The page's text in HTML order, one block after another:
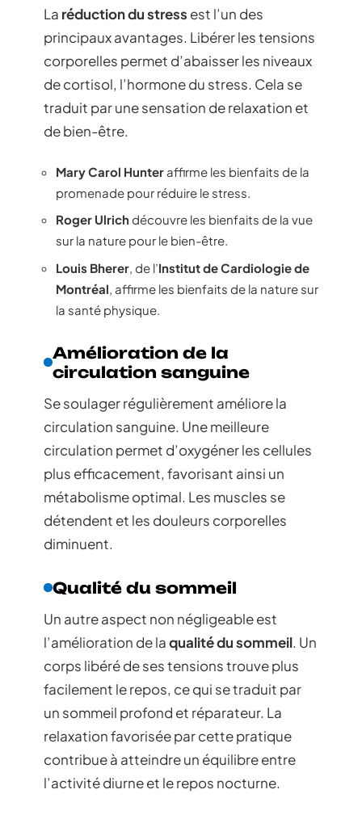
La réduction du stress est l’un des
principaux avantages. Libérer les tensions
corporelles permet d’abaisser les niveaux
de cortisol, l’hormone du stress. Cela se
traduit par une sensation de relaxation et
de bien-être.
Mary Carol Hunter affirme les bienfaits de la
promenade pour réduire le stress.
Roger Ulrichdécouvre les bienfaits de la vue
sur la nature pour le bien-être.
Louis Bherer , de l’Institut de Cardiologie de
Montréal , affirme les bienfaits de la nature sur
la santé physique.
Amélioration de la
circulation sanguine
Se soulager régulièrement améliore la
circulation sanguine. Une meilleure
circulation permet d’oxygéner les cellules
plus efficacement, favorisant ainsi un
métabolisme optimal. Les muscles se
détendent et les douleurs corporelles
diminuent.
Qualité du sommeil
Un autre aspect non négligeable est
l’amélioration de laqualité du sommeil. Un
corps libéré de ses tensions trouve plus
facilement le repos, ce qui se traduit par
un sommeil profond et réparateur. La
relaxation favorisée par cette pratique
contribue à atteindre un équilibre entre
l’activité diurne et le repos nocturne.